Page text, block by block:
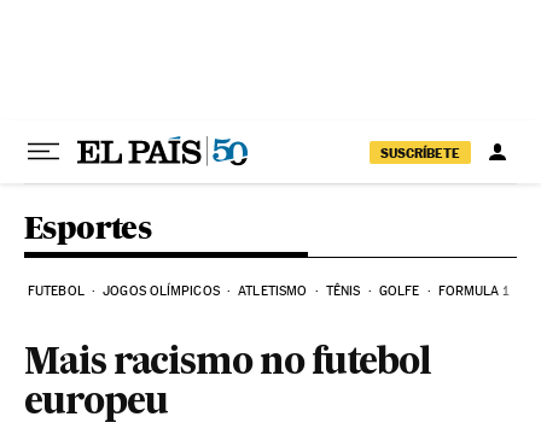
SUSCRÍBETE
Esportes
FUTEBOL JOGOS OLÍMPICOS ATLETISMO TÊNIS GOLFE FORMULA 1
Mais racismo no futebol
europeu